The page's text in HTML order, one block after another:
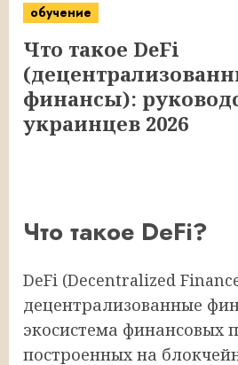
обучение
Что такое DeFi
финансы):
украинцев 2026
Что такое DeFi?
DeFi (Decentralized
децентрализованные
экосистема финансовых
построенных на